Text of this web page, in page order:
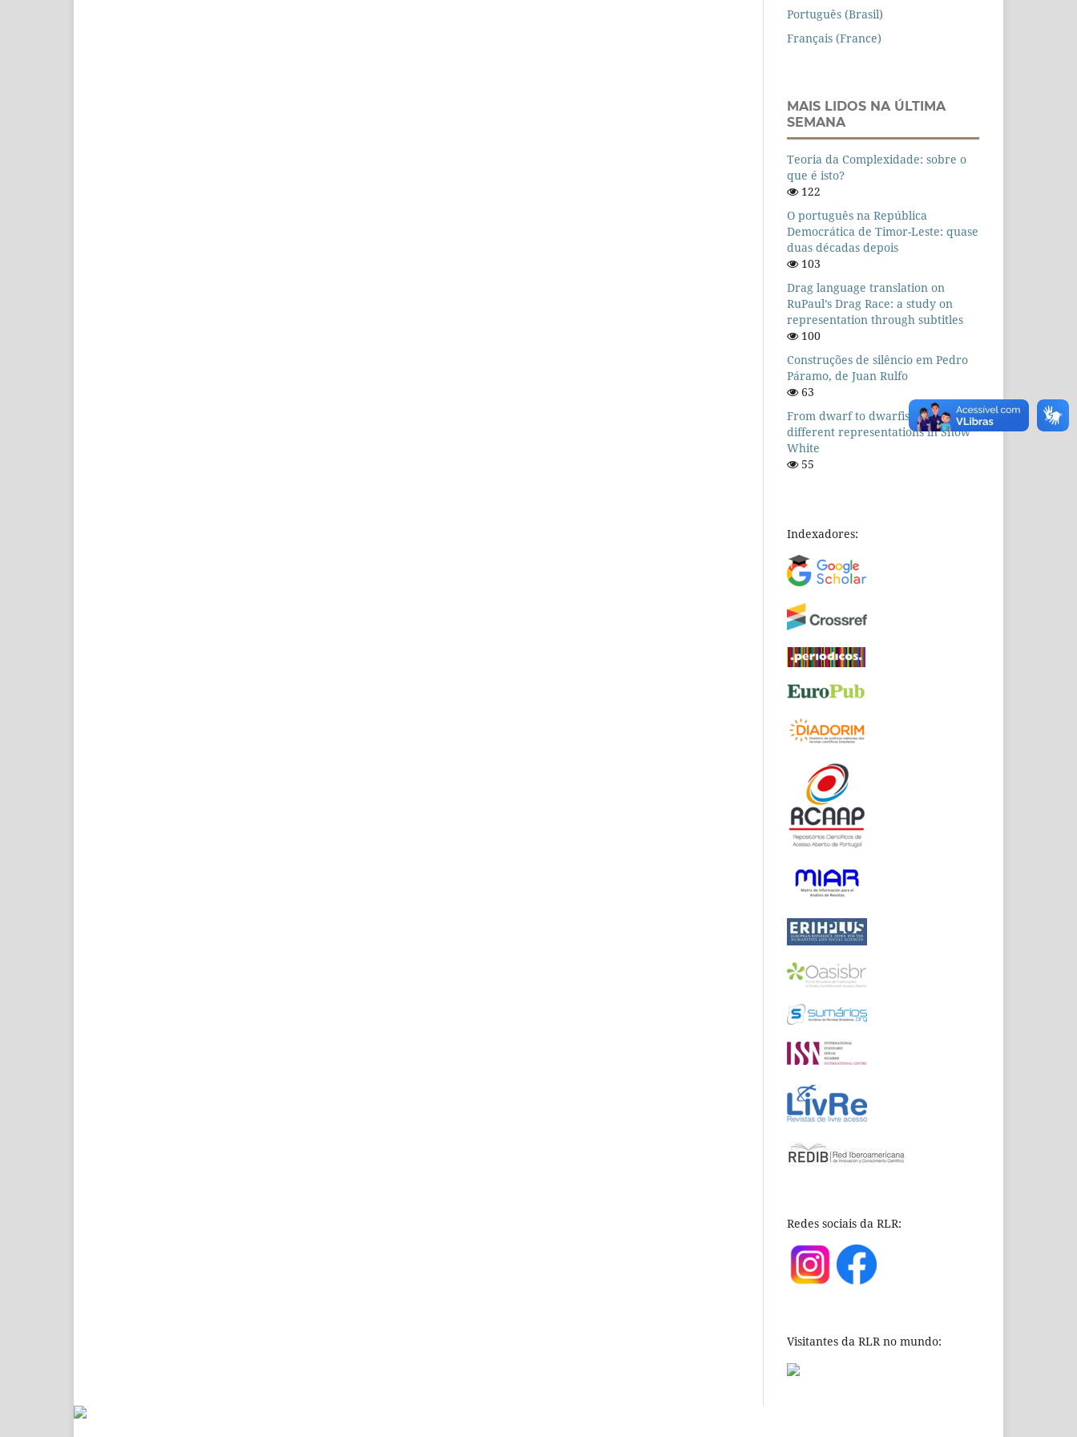
Português (Brasil)
Français (France)
MAIS LIDOS NA ÚLTIMA
SEMANA
Teoria da Complexidade: sobre o
que é isto?
122
O português na República
Democrática de Timor-Leste: quase
duas décadas depois
103
Drag language translation on
RuPaul’s Drag Race: a study on
representation through subtitles
100
Construções de silêncio em Pedro
Páramo, de Juan Rulfo
63
From dwarf to dwarfism: the
different representations in Snow
White
55
Indexadores:
Redes sociais da RLR:
Visitantes da RLR no mundo: